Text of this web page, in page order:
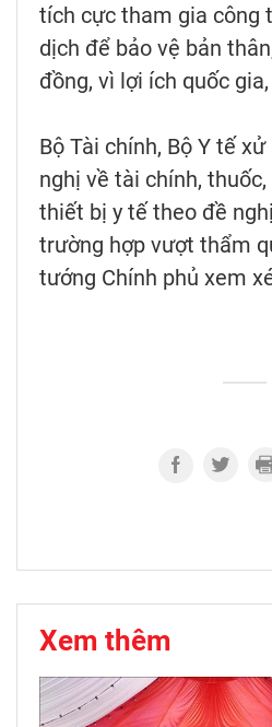
tích cực tham gia công
dịch để bảo vệ bản
đồng, vì lợi ích quốc
Bộ Tài chính, Bộ Y tế
nghị về tài chính,
thiết bị y tế theo đề
trường hợp vượt thẩm
tướng Chính phủ xem
Xem thêm